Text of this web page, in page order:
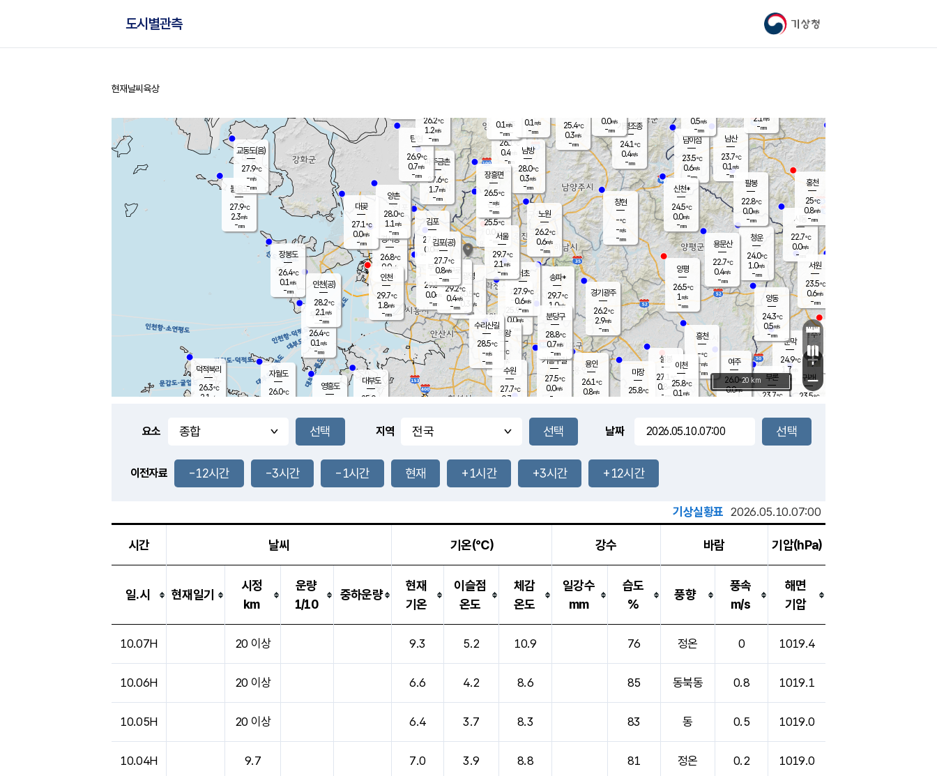
기상청
도시별관측
홈
현재날씨 육상
풍도
0.4m/s
문막
24.9℃
1.7m/s
mm
남이섬
23.5℃
0.6m/s
-mm
무의도
26.4℃
0.1 m/s
-mm
영흥도
볼음도
27.9℃
2.3m/s
-mm
자월도
26.0℃
양주
26.1℃
0.4
-mm
부론
23.7℃
과천
25.9℃
0.0m/s
- mm
남산
23.7℃
0.1 m/s
-mm
장봉도
26.4℃
0.1 m/s
-mm
-mm
청운
24.0℃
1.0m/s
-mm
팔봉
22.8℃
0.0m/s
-mm
-mm
용인
26.1℃
0.8m/s
여주
26.0℃
0.0m/s
양동
24.3℃
0.5m/s
-mm
경기광주
26.2℃
2.9m/s
-mm
장호원
0.5m/s
-mm
26.5
℃
대부도
25.0
-
경서동
26.8℃
0.0m/s
-mm
파주금촌
27.6℃
1.7m/s
-mm
가평조종
24.1℃
0.4m/s
-mm
25.4℃
0.3m/s
-mm
대곶
27.1℃
0.0m/s
-mm
신천*
24.5℃
0.0m/s
-mm
창현
-℃
-m/s
-mm
탄현
26.9℃
0.7m/s
-mm
0.0m/s
-mm
27.8℃
0.0m/s
-mm
흥천
-℃
-m/s
-mm
마장
25.8℃
의왕
- ℃
m/s
mm
김포
27.8℃
0.0 m/s
mm
설봉
27.1
0.8 m/s
- mm
광명
30.5 ℃
0.3 m/s
-mm
부천
29.3℃
0.0m/s
-mm
-mm
양촌
28.0℃
1.1 m/s
-mm
구로
29.2℃
0.4m/s
-mm
은평
25.5℃
0.0 m/s
- mm
노원
26.2℃
0.6m/s
-mm
송파*
29.7℃
1.0m/s
-mm
서초
27.9℃
0.6m/s
-mm
남방
28.0℃
0.3m/s
-mm
기흥구갈
27.5℃
0.0m/s
-
수리산길
28.5℃
-m/s
-mm
분당구
28.8℃
0.7m/s
-mm
장흥면
26.5℃
-m/s
-mm
0.1 m/s
-mm
시동
22.7℃
0.0m/s
- mm
귀래
23.5℃
서원
23.5℃
0.6m/s
-mm
용문산
22.7℃
0.4m/s
-mm
덕적북리
26.3℃
2.1 m/s
인천(공)
28.2℃
2.1 m/s
-mm
김포(공)
27.7℃
0.8m/s
-mm
교동도(음)
27.9℃
-m/s
-mm
홍천
25℃
0.8m/s
-mm
이천
25.8℃
0.1 m/s
양평
26.5℃
1 m/s
-mm
수원
27.7℃
0.7 m/s
인천
29.7℃
1.8m/s
-mm
서울
29.7℃
2.1 m/s
-mm
2.1 m/s
-mm
26.2℃
1.2m/s
-mm
0.1 m/s
-mm
+
−
20 km
요소 지역 날짜
이전자료 -12시간 -3시간 -1시간 현재 +1시간 +3시간 +12시간
기상실황표 2026.05.10.07:00
시간 날씨 기온(℃) 강수 바람 기압(hPa)
일.시 현재일기
시정
km
운량
1/10
중하운량
현재
기온
이슬점
온도
체감
온도
일강수
mm
습도
%
풍향
풍속
m/s
해면
기압
10.07H 20 이상 9.3 5.2 10.9 76 정온 0 1019.4
10.06H 20 이상 6.6 4.2 8.6 85 동북동 0.8 1019.1
10.05H 20 이상 6.4 3.7 8.3 83 동 0.5 1019.0
10.04H 9.7 7.0 3.9 8.8 81 정온 0.2 1019.0